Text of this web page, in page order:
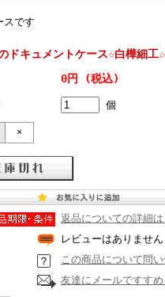
スです
ドキュメントケース☆白樺細工
0円 (税込)
個
×
返品についての詳細は
レビューはありません
この商品について問
友達にメールですすめ